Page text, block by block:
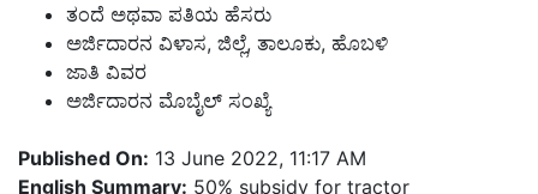
ತಂದೆ ಅಥವಾ ಪತಿಯ ಹೆಸರು
ಅರ್ಜಿದಾರನ ವಿಳಾಸ, ಜಿಲ್ಲೆ, ತಾಲೂಕು, ಹೊಬಳಿ
ಜಾತಿ ವಿವರ
ಅರ್ಜಿದಾರನ ಮೊಬೈಲ್ ಸಂಖ್ಯೆ
Published On: 13 June 2022, 11:17 AM
English Summary: 50% subsidy for tractor